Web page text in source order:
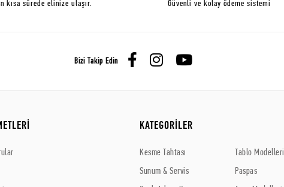
kısa sürede elinize ulaşır. Güvenli ve kolay ödeme sistemi
Bizi Takip Edin
KATEGORİLER
Kesme Tahtası
Sunum & Servis
Tablo Modelleri
Paspas